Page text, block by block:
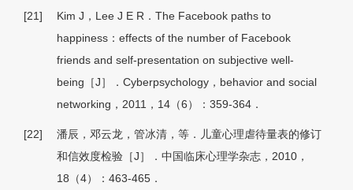
[21]
Kim J，Lee J E R．The Facebook paths to
happiness：effects of the number of Facebook
friends and self-presentation on subjective well-
being［J］．Cyberpsychology，behavior and social
networking，2011，14（6）：359-364．
[22]
潘辰，邓云龙，管冰清，等．儿童心理虐待量表的修订
和信效度检验［J］．中国临床心理学杂志，2010，
18（4）：463-465．